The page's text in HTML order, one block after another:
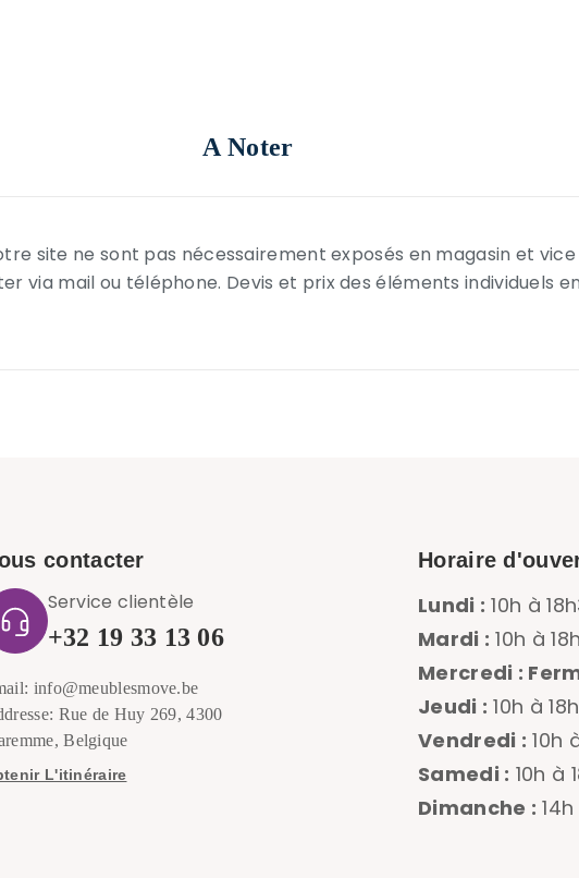
A Noter
site ne sont pas nécessairement exposés en magasin et
via mail ou téléphone. Devis et prix des éléments individuels
contacter
Service clientèle
+32 19 33 13 06
info@meublesmove.be
Rue de Huy 269, 4300
Belgique
L'itinéraire
Horaire
Lundi : 10h à
Mardi : 10h à
Mercredi :
Jeudi : 10h à
Vendredi : 10h
Samedi : 10h à
Dimanche :